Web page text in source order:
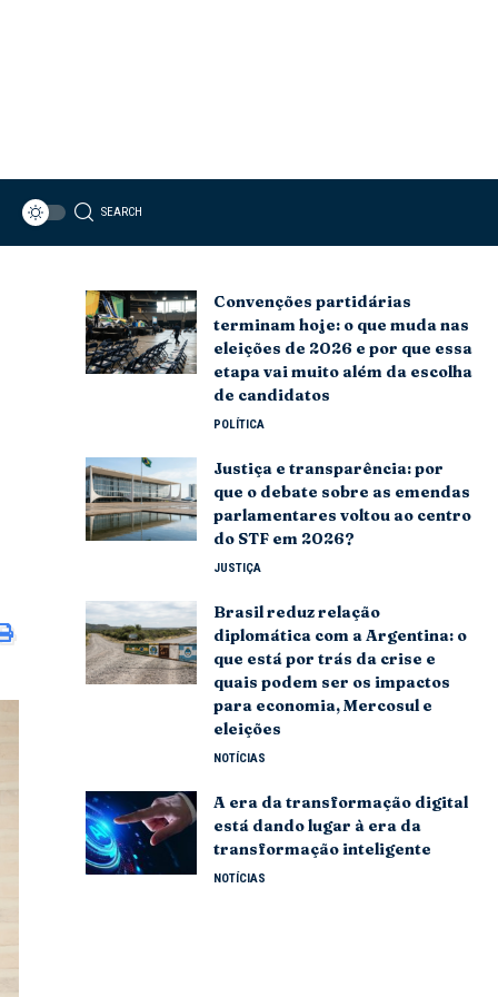
SEARCH
Convenções partidárias
terminam hoje: o que muda nas
eleições de 2026 e por que essa
etapa vai muito além da escolha
de candidatos
POLÍTICA
Justiça e transparência: por
que o debate sobre as emendas
parlamentares voltou ao centro
do STF em 2026?
JUSTIÇA
Brasil reduz relação
diplomática com a Argentina: o
que está por trás da crise e
quais podem ser os impactos
para economia, Mercosul e
eleições
NOTÍCIAS
A era da transformação digital
está dando lugar à era da
transformação inteligente
NOTÍCIAS